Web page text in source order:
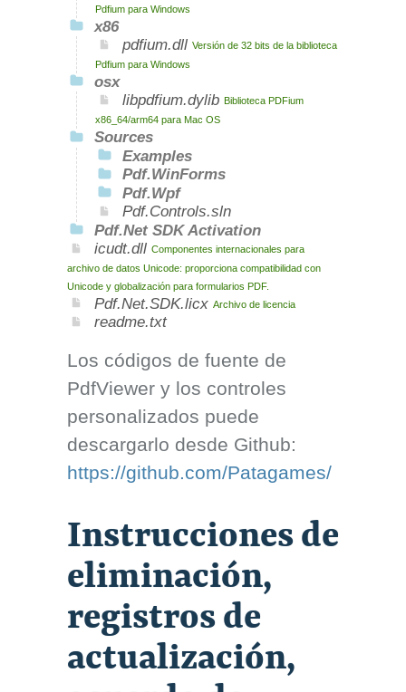
Pdfium para Windows
x86
pdfium.dll Versión de 32 bits de la biblioteca
Pdfium para Windows
osx
libpdfium.dylib Biblioteca PDFium
x86_64/arm64 para Mac OS
Sources
Examples
Pdf.WinForms
Pdf.Wpf
Pdf.Controls.sln
Pdf.Net SDK Activation
icudt.dll Componentes internacionales para
archivo de datos Unicode: proporciona compatibilidad con
Unicode y globalización para formularios PDF.
Pdf.Net.SDK.licx Archivo de licencia
readme.txt
Los códigos de fuente de
PdfViewer y los controles
personalizados puede
descargarlo desde Github:
https://github.com/Patagames/
Instrucciones de
eliminación,
registros de
actualización,